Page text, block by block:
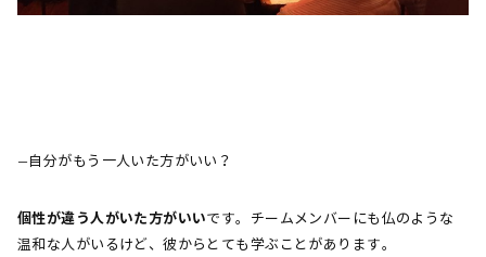
—自分がもう一人いた方がいい？
個性が違う人がいた方がいいです。チームメンバーにも仏のような
温和な人がいるけど、彼からとても学ぶことがあります。